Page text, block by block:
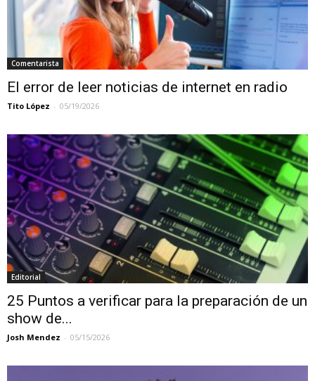
Comentarista
El error de leer noticias de internet en radio
Tito López - 05/19/2026
Editorial
25 Puntos a verificar para la preparación de un
show de...
Josh Mendez - 05/15/2026